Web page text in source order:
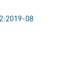
08